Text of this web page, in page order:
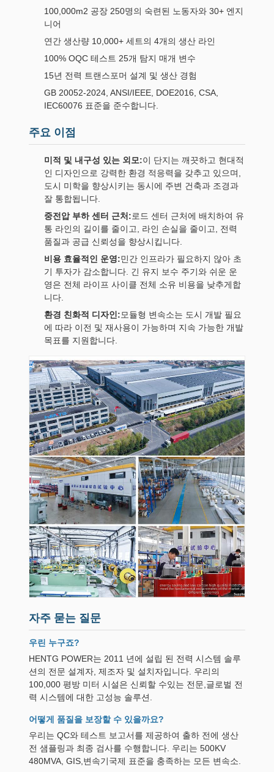
100,000m2 공장 250명의 숙련된 노동자와 30+ 엔지
니어
연간 생산량 10,000+ 세트의 4개의 생산 라인
100% OQC 테스트 25개 탐지 매개 변수
15년 전력 트랜스포머 설계 및 생산 경험
GB 20052-2024, ANSI/IEEE, DOE2016, CSA,
IEC60076 표준을 준수합니다.
주요 이점
미적 및 내구성 있는 외모:이 단지는 깨끗하고 현대적
인 디자인으로 강력한 환경 적응력을 갖추고 있으며,
도시 미학을 향상시키는 동시에 주변 건축과 조경과
잘 통합됩니다.
중전압 부하 센터 근처:로드 센터 근처에 배치하여 유
통 라인의 길이를 줄이고, 라인 손실을 줄이고, 전력
품질과 공급 신뢰성을 향상시킵니다.
비용 효율적인 운영:민간 인프라가 필요하지 않아 초
기 투자가 감소합니다. 긴 유지 보수 주기와 쉬운 운
영은 전체 라이프 사이클 전체 소유 비용을 낮추게합
니다.
환경 친화적 디자인:모듈형 변속소는 도시 개발 필요
에 따라 이전 및 재사용이 가능하며 지속 가능한 개발
목표를 지원합니다.
자주 묻는 질문
우린 누구죠?
HENTG POWER는 2011 년에 설립 된 전력 시스템 솔루
션의 전문 설계자, 제조자 및 설치자입니다. 우리의
100,000 평방 미터 시설은 신뢰할 수있는 전문,글로벌 전
력 시스템에 대한 고성능 솔루션.
어떻게 품질을 보장할 수 있을까요?
우리는 QC와 테스트 보고서를 제공하여 출하 전에 생산
전 샘플링과 최종 검사를 수행합니다. 우리는 500KV
480MVA, GIS,변속기국제 표준을 충족하는 모든 변속소.